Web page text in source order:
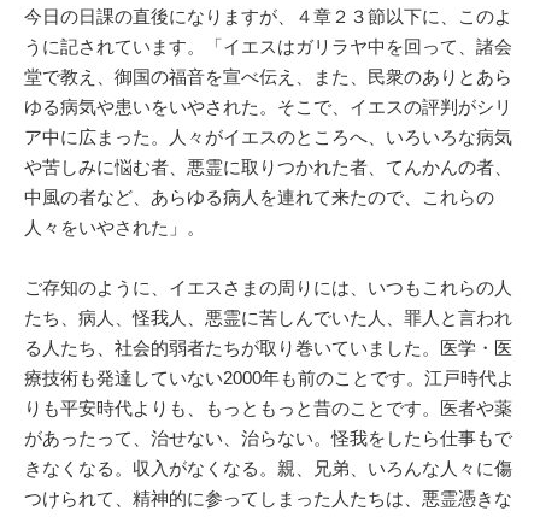
今日の日課の直後になりますが、４章２３節以下に、このよ
うに記されています。「イエスはガリラヤ中を回って、諸会
堂で教え、御国の福音を宣べ伝え、また、民衆のありとあら
ゆる病気や患いをいやされた。そこで、イエスの評判がシリ
ア中に広まった。人々がイエスのところへ、いろいろな病気
や苦しみに悩む者、悪霊に取りつかれた者、てんかんの者、
中風の者など、あらゆる病人を連れて来たので、これらの
人々をいやされた」。
ご存知のように、イエスさまの周りには、いつもこれらの人
たち、病人、怪我人、悪霊に苦しんでいた人、罪人と言われ
る人たち、社会的弱者たちが取り巻いていました。医学・医
療技術も発達していない2000年も前のことです。江戸時代よ
りも平安時代よりも、もっともっと昔のことです。医者や薬
があったって、治せない、治らない。怪我をしたら仕事もで
きなくなる。収入がなくなる。親、兄弟、いろんな人々に傷
つけられて、精神的に参ってしまった人たちは、悪霊憑きな